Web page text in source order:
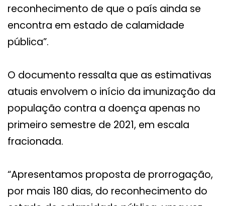
reconhecimento de que o país ainda se
encontra em estado de calamidade
pública”.
O documento ressalta que as estimativas
atuais envolvem o início da imunização da
população contra a doença apenas no
primeiro semestre de 2021, em escala
fracionada.
“Apresentamos proposta de prorrogação,
por mais 180 dias, do reconhecimento do